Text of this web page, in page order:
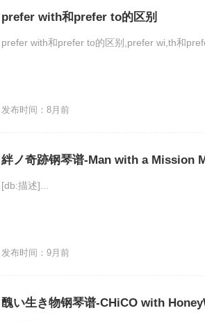
​prefer with和prefer to的区别
​prefer with和prefer to的区别,​prefer wi,th和
发布时间：8月前
絆ノ奇跡钢琴谱-Man with a Mission
[db:描述]...
发布时间：9月前
醜い生き物钢琴谱-CHiCO with